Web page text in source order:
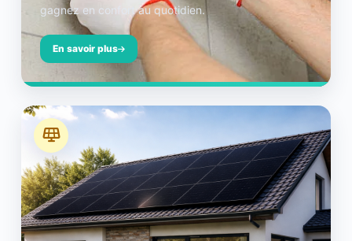
gagnez en confort au quotidien.
En savoir plus